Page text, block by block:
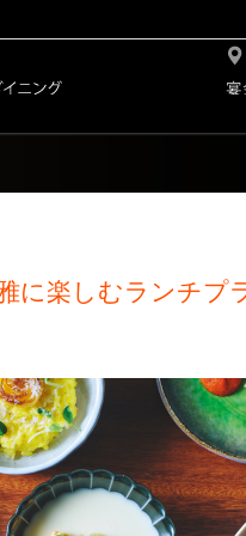
に楽しむランチプ